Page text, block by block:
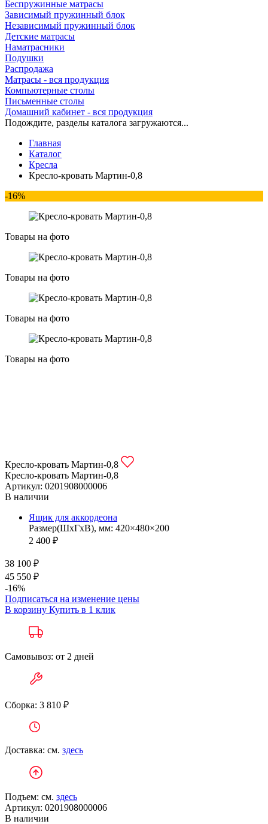
Беспружинные матрасы
Зависимый пружинный блок
Независимый пружинный блок
Детские матрасы
Наматрасники
Подушки
Распродажа
Матрасы - вся продукция
Компьютерные столы
Письменные столы
Домашний кабинет - вся продукция
Подождите, разделы каталога загружаются...
Главная
Каталог
Кресла
Кресло-кровать Мартин-0,8
-16%
Товары на фото
Товары на фото
Товары на фото
Товары на фото
Кресло-кровать Мартин-0,8
Кресло-кровать Мартин-0,8
Артикул: 0201908000006
В наличии
Ящик для аккордеона
Размер(ШхГхВ), мм: 420×480×200
2 400 ₽
38 100 ₽
45 550 ₽
-16%
Подписаться на изменение цены
В корзину Купить в 1 клик
Самовывоз: от 2 дней
Сборка: 3 810 ₽
Доставка: см. здесь
Подъем: см. здесь
Артикул: 0201908000006
В наличии